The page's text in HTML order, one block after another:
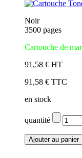
Noir
3500 pages
Cartouche de
91,58 € HT
91,58 € TTC
en stock
quantité